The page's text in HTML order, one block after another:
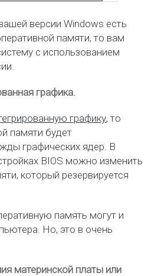
версии Windows есть
памяти, то вам
с использованием
графика.
графику, то
памяти будет
графических ядер. В
BIOS можно изменить
который резервируется
память могут и
Но, это в очень
материнской платы или